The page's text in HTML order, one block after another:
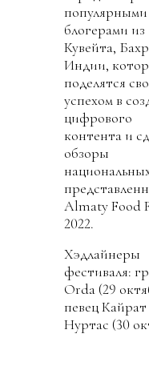
блогерами из
Кувейта,
Индии,
поделятся
успехом в
цифрового
контента и
обзоры
Almaty Food
2022.
Хэдлайнеры
фестиваля:
Orda (29
певец Кайрат
Нуртас (30